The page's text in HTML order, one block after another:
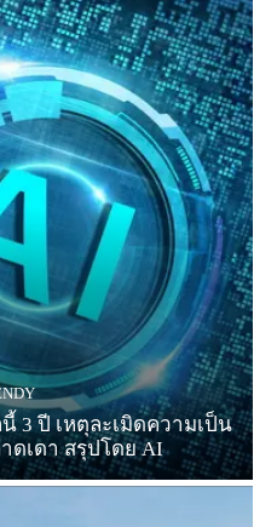
3 ปี เหตุละเมิดความเป็น
ดเดา สรุปโดย AI